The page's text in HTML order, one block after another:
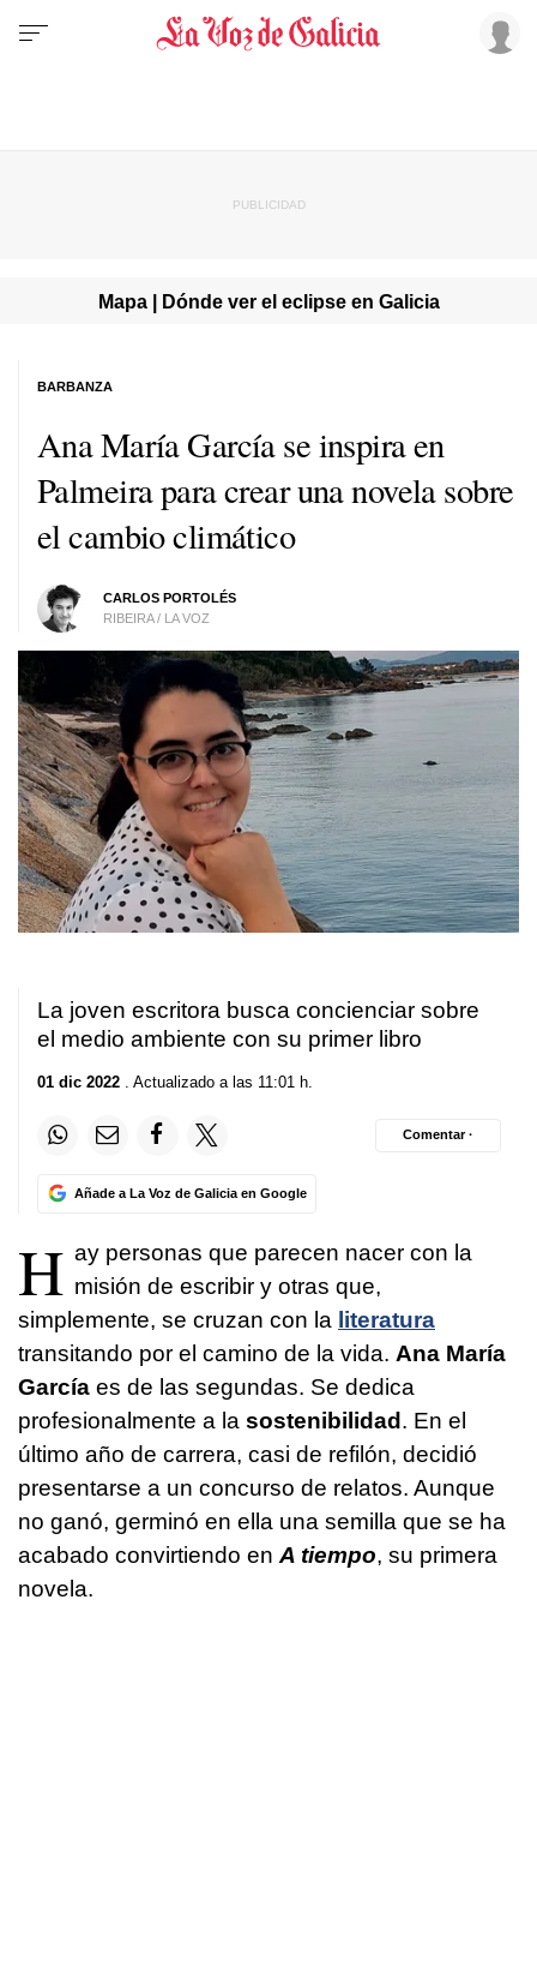
Mapa | Dónde ver el eclipse en Galicia
Ana María García se inspira en
Palmeira para crear una novela sobre
el cambio climático
CARLOS PORTOLÉS
RIBEIRA / LA VOZ
BARBANZA
La joven escritora busca concienciar sobre
el medio ambiente con su primer libro
01 dic 2022 . Actualizado a las 11:01 h.
Añade a La Voz de Galicia en Google
Comentar ·
H ay personas que parecen nacer con la
misión de escribir y otras que,
simplemente, se cruzan con la literatura
transitando por el camino de la vida. Ana María
García es de las segundas. Se dedica
profesionalmente a la sostenibilidad. En el
último año de carrera, casi de refilón, decidió
presentarse a un concurso de relatos. Aunque
no ganó, germinó en ella una semilla que se ha
acabado convirtiendo en A tiempo, su primera
novela.